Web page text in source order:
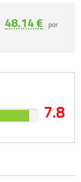
48.14 € por
7.8